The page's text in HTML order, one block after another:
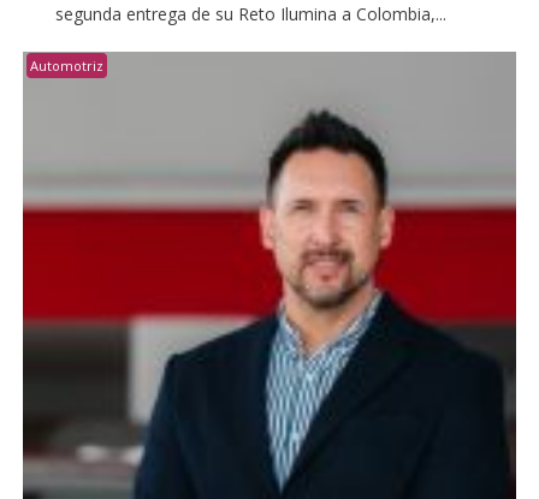
segunda entrega de su Reto Ilumina a Colombia,...
Automotriz